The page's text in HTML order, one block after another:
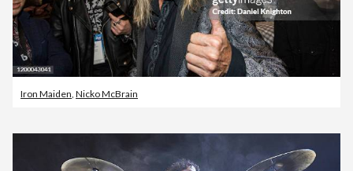
Iron Maiden, Nicko McBrain